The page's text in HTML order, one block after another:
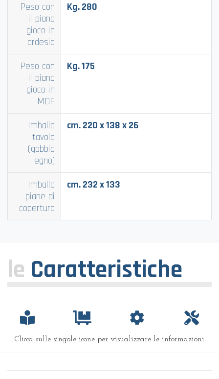
Peso con
il piano
gioco in
ardesia
Kg. 280
Peso con
il piano
gioco in
MDF
Kg. 175
Imballo
tavolo
(gabbia
legno)
cm. 220 x 138 x 26
Imballo
piane di
copertura
cm. 232 x 133
le Caratteristiche
Clicca sulle singole icone per visualizzare le informazioni